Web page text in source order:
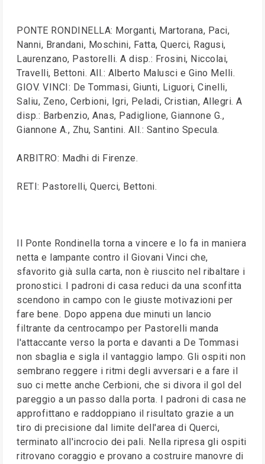
PONTE RONDINELLA: Morganti, Martorana, Paci,
Nanni, Brandani, Moschini, Fatta, Querci, Ragusi,
Laurenzano, Pastorelli. A disp.: Frosini, Niccolai,
Travelli, Bettoni. All.: Alberto Malusci e Gino Melli.
GIOV. VINCI: De Tommasi, Giunti, Liguori, Cinelli,
Saliu, Zeno, Cerbioni, Igri, Peladi, Cristian, Allegri. A
disp.: Barbenzio, Anas, Padiglione, Giannone G.,
Giannone A., Zhu, Santini. All.: Santino Specula.
ARBITRO: Madhi di Firenze.
RETI: Pastorelli, Querci, Bettoni.
Il Ponte Rondinella torna a vincere e lo fa in maniera
netta e lampante contro il Giovani Vinci che,
sfavorito già sulla carta, non è riuscito nel ribaltare i
pronostici. I padroni di casa reduci da una sconfitta
scendono in campo con le giuste motivazioni per
fare bene. Dopo appena due minuti un lancio
filtrante da centrocampo per Pastorelli manda
l'attaccante verso la porta e davanti a De Tommasi
non sbaglia e sigla il vantaggio lampo. Gli ospiti non
sembrano reggere i ritmi degli avversari e a fare il
suo ci mette anche Cerbioni, che si divora il gol del
pareggio a un passo dalla porta. I padroni di casa ne
approfittano e raddoppiano il risultato grazie a un
tiro di precisione dal limite dell'area di Querci,
terminato all'incrocio dei pali. Nella ripresa gli ospiti
ritrovano coraggio e provano a costruire manovre di